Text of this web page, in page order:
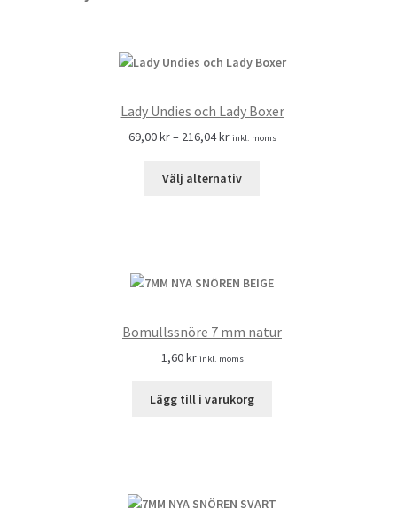
Lady Undies och Lady Boxer
69,00kr– 216,04kr inkl. moms
Välj alternativ
Bomullssnöre 7 mm natur
1,60kr inkl. moms
Lägg till i varukorg